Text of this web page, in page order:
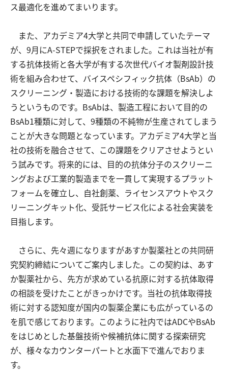
ス最適化を進めてまいります。
また、アカデミア4大学と共同で申請していたテーマ
が、9月にA-STEPで採択をされました。これは当社が有
する抗体技術と各大学が有する次世代バイオ製剤設計技
術を組み合わせて、バイスペシフィック抗体（BsAb）の
スクリーニング・製造における技術的な課題を解決しよ
うというものです。BsAbは、製造工程において目的の
BsAb1種類に対して、9種類の不純物が生産されてしまう
ことが大きな問題となっています。アカデミア4大学と当
社の技術を融合させて、この課題をクリアさせようとい
う試みです。将来的には、目的の抗体分子のスクリーニ
ングおよび工業的製造までを一貫して実現するプラット
フォームを確立し、自社創薬、ライセンスアウトやスク
リーニングキット化、受託サービス化による社会実装を
目指します。
さらに、先々週になりますがあすか製薬社との共同研
究契約締結についてご案内しました。この契約は、あす
か製薬社から、先方が求めている抗原に対する抗体取得
の相談を受けたことがきっかけです。当社の抗体取得技
術に対する認知度が国内の製薬企業にも広がっているの
を肌で感じております。このように社内ではADCやBsAb
をはじめとした基盤技術や候補抗体に関する探索研究
が、様々なカウンターパートと水面下で進んでおりま
す。